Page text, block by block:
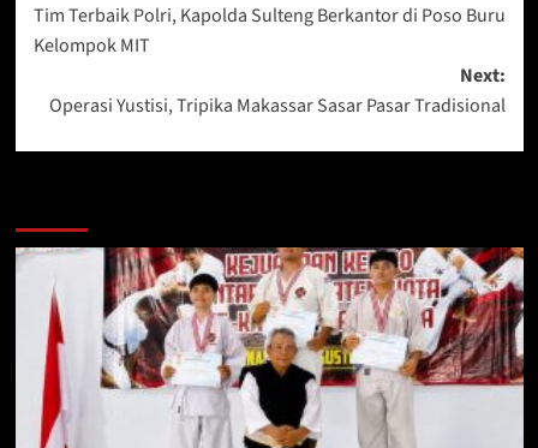
Tim Terbaik Polri, Kapolda Sulteng Berkantor di Poso Buru
Kelompok MIT
Next:
Operasi Yustisi, Tripika Makassar Sasar Pasar Tradisional